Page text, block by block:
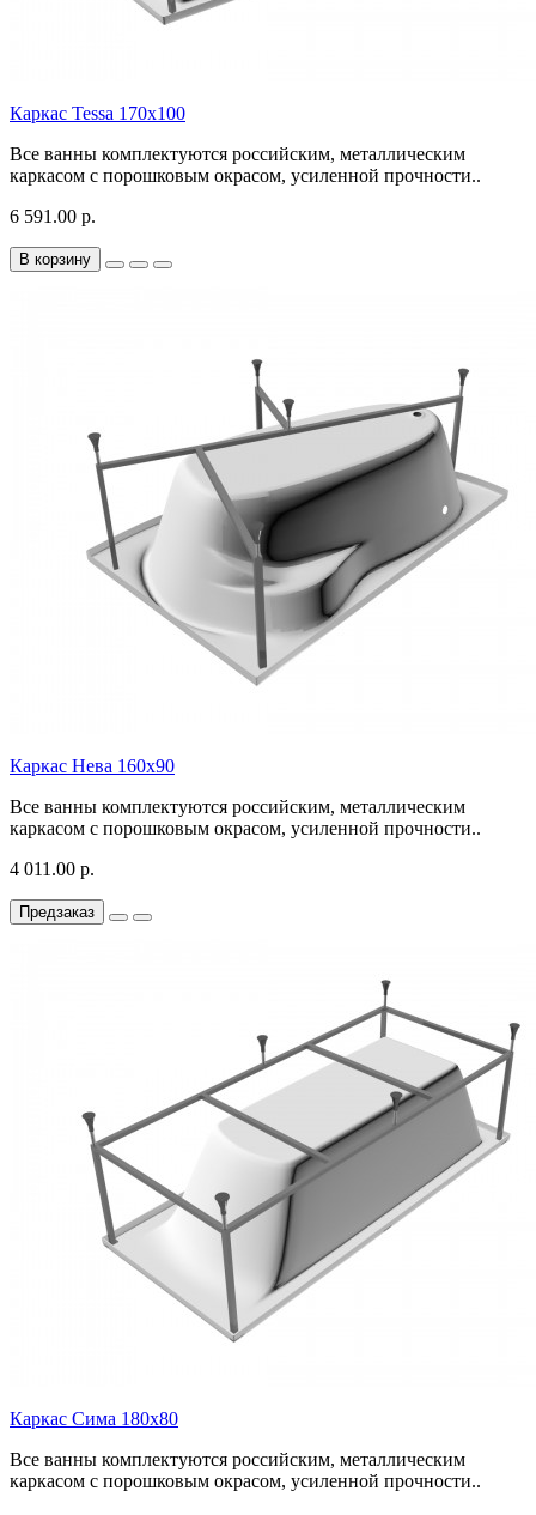
Каркас Tessa 170х100
Все ванны комплектуются российским, металлическим
каркасом с порошковым окрасом, усиленной прочности..
6 591.00 р.
В корзину
Каркас Нева 160х90
Все ванны комплектуются российским, металлическим
каркасом с порошковым окрасом, усиленной прочности..
4 011.00 р.
Предзаказ
Каркас Сима 180х80
Все ванны комплектуются российским, металлическим
каркасом с порошковым окрасом, усиленной прочности..